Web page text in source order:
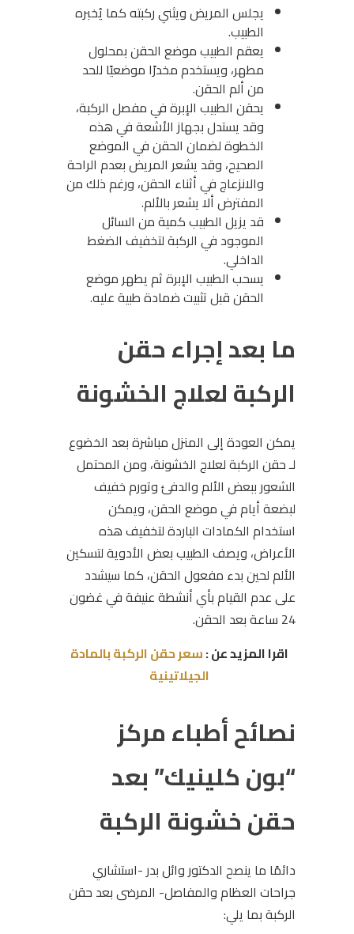
يجلس المريض ويثني ركبته كما يُخبره
الطبيب.
يعقم الطبيب موضع الحقن بمحلول
مطهر، ويستخدم مخدرًا موضعيًا للحد
من ألم الحقن.
يحقن الطبيب الإبرة في مفصل الركبة،
وقد يستدل بجهاز الأشعة في هذه
الخطوة لضمان الحقن في الموضع
الصحيح، وقد يشعر المريض بعدم الراحة
والانزعاج في أثناء الحقن، ورغم ذلك من
المفترض ألا يشعر بالألم.
قد يزيل الطبيب كمية من السائل
الموجود في الركبة لتخفيف الضغط
الداخلي.
يسحب الطبيب الإبرة ثم يطهر موضع
الحقن قبل تثبيت ضمادة طبية عليه.
ما بعد إجراء حقن
الركبة لعلاج الخشونة
يمكن العودة إلى المنزل مباشرة بعد الخضوع
لـ حقن الركبة لعلاج الخشونة، ومن المحتمل
الشعور ببعض الألم والدفئ وتورم خفيف
لبضعة أيام في موضع الحقن، ويمكن
استخدام الكمادات الباردة لتخفيف هذه
الأعراض، ويصف الطبيب بعض الأدوية لتسكين
الألم لحين بدء مفعول الحقن، كما سيشدد
على عدم القيام بأي أنشطة عنيفة في غضون
24 ساعة بعد الحقن.
اقرا المزيد عن :سعر حقن الركبة بالمادة
الجيلاتينية
نصائح أطباء مركز
“بون كلينيك” بعد
حقن خشونة الركبة
دائمًا ما ينصح الدكتور وائل بدر -استشاري
جراحات العظام والمفاصل- المرضى بعد حقن
الركبة بما يلي: